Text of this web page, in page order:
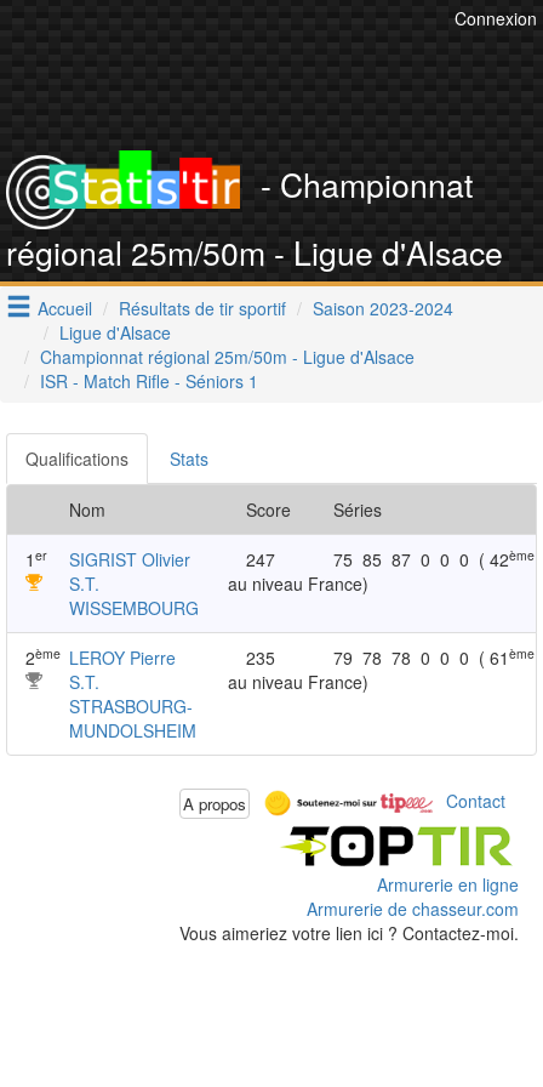
Connexion
- Championnat
régional 25m/50m - Ligue d'Alsace
Accueil Résultats de tir sportif
Saison 2023-2024
Ligue d'Alsace
Championnat régional 25m/50m - Ligue d'Alsace
ISR - Match Rifle - Séniors 1
Qualifications Stats
Nom Score Séries
1 er
SIGRIST Olivier
S.T.
WISSEMBOURG
247 75 85 87 0 0 0 ( 42ème
au niveau France)
2ème LEROY Pierre
S.T.
STRASBOURG-
MUNDOLSHEIM
235 79 78 78 0 0 0 ( 61ème
au niveau France)
A propos Contact
Armurerie en ligne
Armurerie de chasseur.com
Vous aimeriez votre lien ici ? Contactez-moi.